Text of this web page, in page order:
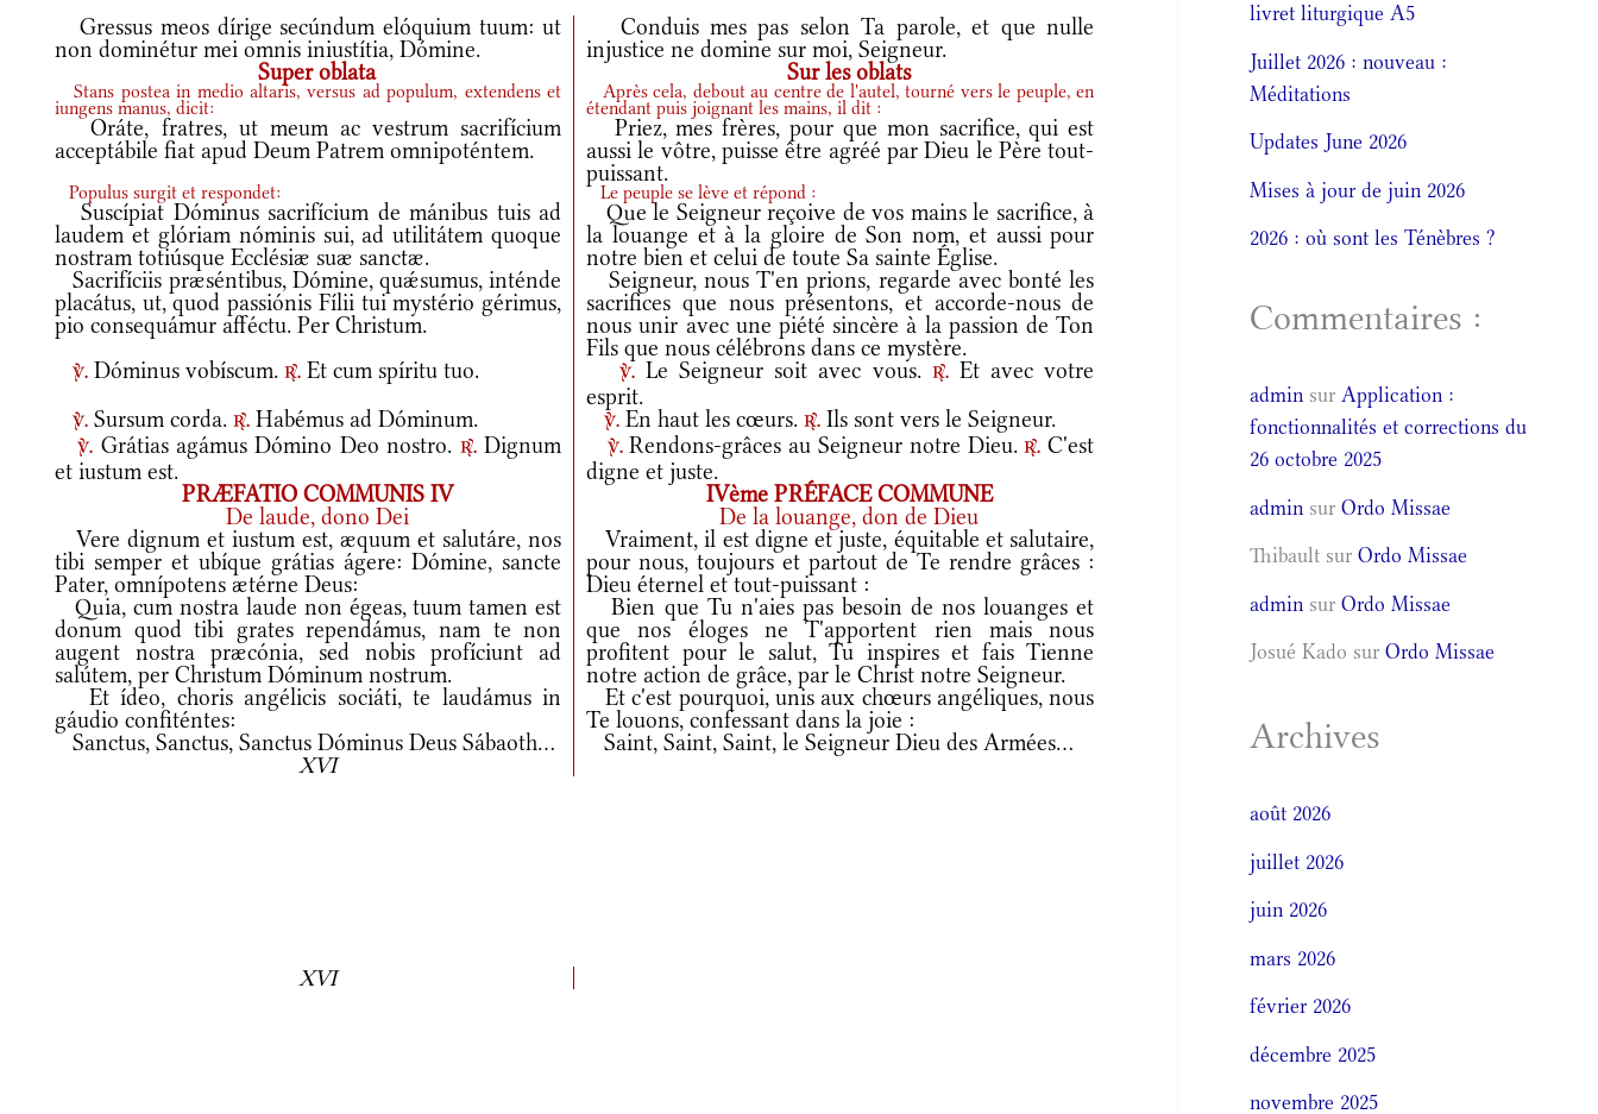
Gressus meos dírige secúndum elóquium tuum: ut
non dominétur mei omnis iniustítia, Dómine.
Conduis mes pas selon Ta parole, et que nulle
injustice ne domine sur moi, Seigneur.
Super oblata
Sur les oblats
Stans postea in medio altaris, versus ad populum, extendens et
iungens manus, dicit:
Après cela, debout au centre de l'autel, tourné vers le peuple, en
étendant puis joignant les mains, il dit :
Oráte, fratres, ut meum ac vestrum sacrifícium
acceptábile fiat apud Deum Patrem omnipoténtem.
Priez, mes frères, pour que mon sacrifice, qui est
aussi le vôtre, puisse être agréé par Dieu le Père tout-
puissant.
Populus surgit et respondet: Le peuple se lève et répond :
Suscípiat Dóminus sacrifícium de mánibus tuis ad
laudem et glóriam nóminis sui, ad utilitátem quoque
nostram totiúsque Ecclésiæ suæ sanctæ.
Que le Seigneur reçoive de vos mains le sacrifice, à
la louange et à la gloire de Son nom, et aussi pour
notre bien et celui de toute Sa sainte Église.
Sacrifíciis præséntibus, Dómine, quǽsumus, inténde
placátus, ut, quod passiónis Fílii tui mystério gérimus,
pio consequámur afféctu. Per Christum.
Seigneur, nous T'en prions, regarde avec bonté les
sacrifices que nous présentons, et accorde-nous de
nous unir avec une piété sincère à la passion de Ton
Fils que nous célébrons dans ce mystère.
v. Dóminus vobíscum. r. Et cum spíritu tuo. v.Le Seigneur soit avec vous. r.Et avec votre
esprit.
v. Sursum corda. r. Habémus ad Dóminum. v. En haut les cœurs.r. Ils sont vers le Seigneur.
v. Grátias agámus Dómino Deo nostro. r.Dignum
et iustum est.
v.Rendons-grâces au Seigneur notre Dieu.r. C'est
digne et juste.
PRÆFATIO COMMUNIS IV
IVème PRÉFACE COMMUNE
De laude, dono Dei
De la louange, don de Dieu
Vere dignum et iustum est, æquum et salutáre, nos
tibi semper et ubíque grátias ágere: Dómine, sancte
Pater, omnípotens ætérne Deus:
Vraiment, il est digne et juste, équitable et salutaire,
pour nous, toujours et partout de Te rendre grâces :
Dieu éternel et tout-puissant :
Quia, cum nostra laude non égeas, tuum tamen est
donum quod tibi grates rependámus, nam te non
augent nostra præcónia, sed nobis profíciunt ad
salútem, per Christum Dóminum nostrum.
Bien que Tu n'aies pas besoin de nos louanges et
que nos éloges ne T'apportent rien mais nous
profitent pour le salut, Tu inspires et fais Tienne
notre action de grâce, par le Christ notre Seigneur.
Et ídeo, choris angélicis sociáti, te laudámus in
gáudio confiténtes:
Et c'est pourquoi, unis aux chœurs angéliques, nous
Te louons, confessant dans la joie :
Sanctus, Sanctus, Sanctus Dóminus Deus Sábaoth...
Saint, Saint, Saint, le Seigneur Dieu des Armées...
XVI
XVI
livret liturgique A5
Juillet 2026 : nouveau :
Méditations
Updates June 2026
Mises à jour de juin 2026
2026 : où sont les Ténèbres ?
Commentaires :
admin surApplication :
fonctionnalités et corrections du
26 octobre 2025
admin surOrdo Missae
Thibault surOrdo Missae
admin surOrdo Missae
Josué Kado surOrdo Missae
Archives
août 2026
juillet 2026
juin 2026
mars 2026
février 2026
décembre 2025
novembre 2025